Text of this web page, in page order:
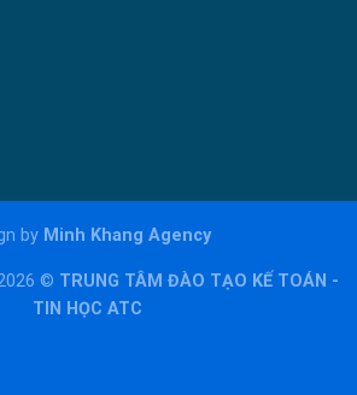
by Minh Khang Agency
© TRUNG TÂM ĐÀO TẠO KẾ TOÁN -
TIN HỌC ATC